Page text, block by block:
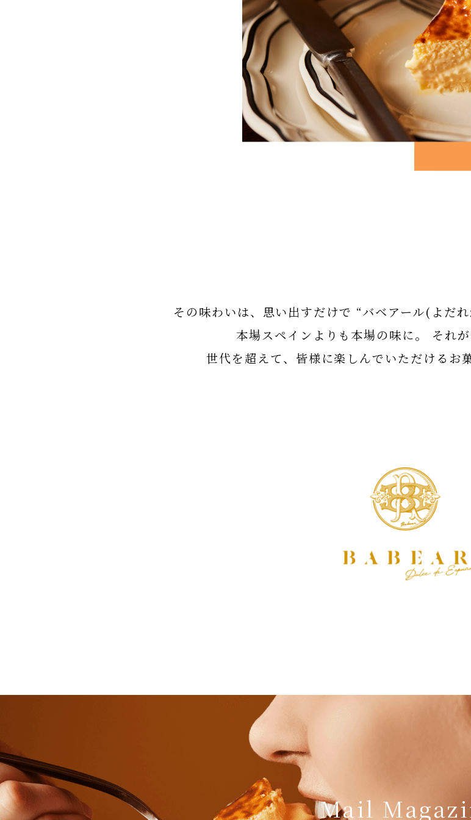
その味わいは、思い出すだけで “バベアール(よだ
本場スペインよりも本場の味に。 それが
世代を超えて、皆様に楽しんでいただけるお
Mail